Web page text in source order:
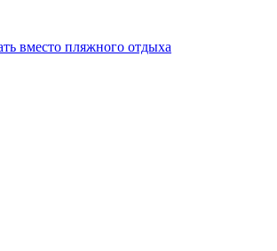
вместо пляжного отдыха